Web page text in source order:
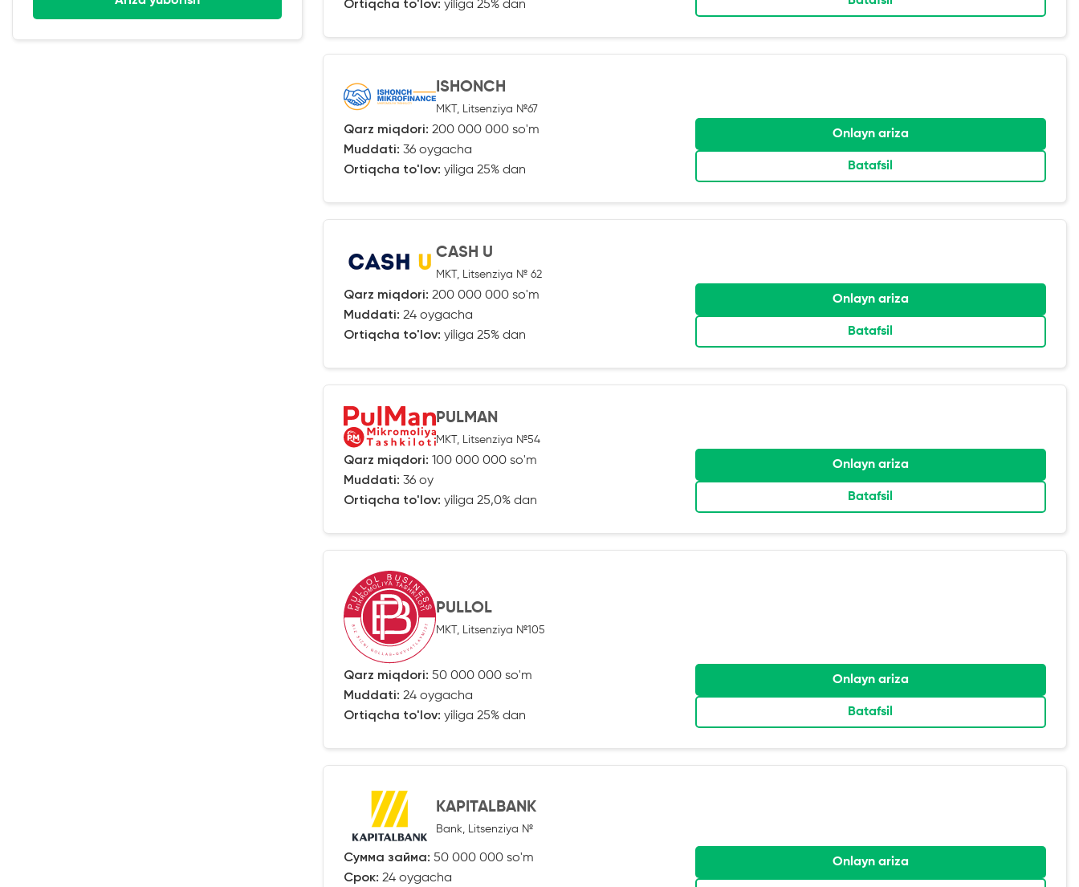
Ortiqcha to'lov: yiliga 25% dan
ISHONCH
MKT, Litsenziya №67
Qarz miqdori: 200 000 000 so'm
Muddati: 36 oygacha
Ortiqcha to'lov: yiliga 25% dan
Onlayn ariza
Batafsil
CASH U
MKT, Litsenziya № 62
Qarz miqdori: 200 000 000 so'm
Muddati: 24 oygacha
Ortiqcha to'lov: yiliga 25% dan
Onlayn ariza
Batafsil
PULMAN
MKT, Litsenziya №54
Qarz miqdori: 100 000 000 so'm
Muddati: 36 oy
Ortiqcha to'lov: yiliga 25,0% dan
Onlayn ariza
Batafsil
PULLOL
MKT, Litsenziya №105
Qarz miqdori: 50 000 000 so'm
Muddati: 24 oygacha
Ortiqcha to'lov: yiliga 25% dan
Onlayn ariza
Batafsil
KAPITALBANK
Bank, Litsenziya №
Сумма займа: 50 000 000 so'm
Срок: 24 oygacha
Onlayn ariza